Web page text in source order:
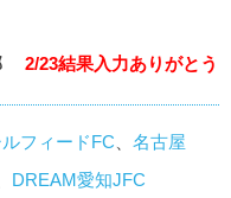
2/23結果入力ありがとう
フィードFC
名古屋
DREAM愛知JFC